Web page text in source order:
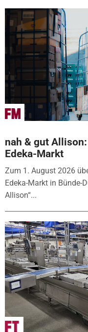
nah & gut
Edeka-Markt
Zum 1. August 2026
Edeka-Markt in Bünde-
Allison“...